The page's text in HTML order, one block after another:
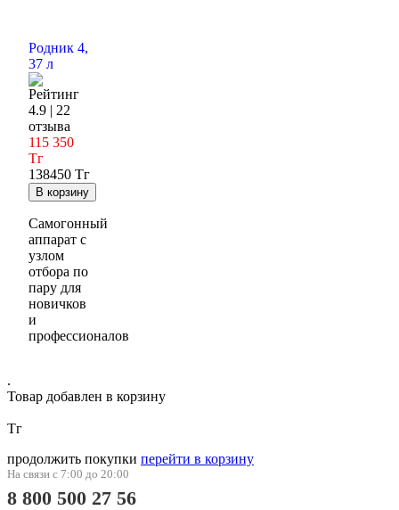
Родник 4,
37 л
4.9 | 22
отзыва
115 350
Тг
138450 Тг
Cамогонный
аппарат с
узлом
отбора по
пару для
новичков
и
профессионалов
.
Товар добавлен в корзину
Тг
продолжить покупки перейти в корзину
На связи с 7:00 до 20:00
8 800 500 27 56